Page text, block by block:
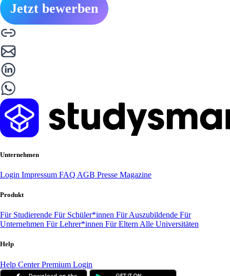
Jetzt bewerben
Unternehmen
Login Impressum FAQ AGB Presse Magazine
Produkt
Für Studierende Für Schüler*innen Für Auszubildende Für
Unternehmen Für Lehrer*innen Für Eltern Alle Universitäten
Help
Help CenterPremium Login